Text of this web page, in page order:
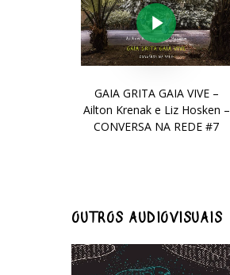
GAIA GRITA GAIA VIVE –
Ailton Krenak e Liz Hosken –
CONVERSA NA REDE #7
OUTROS AUDIOVISUAIS